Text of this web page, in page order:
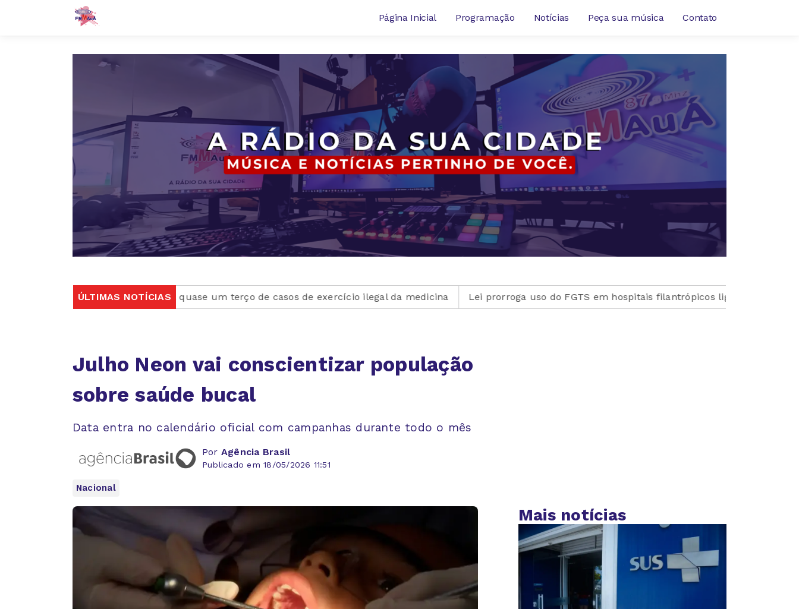
Página Inicial Programação Notícias Peça sua música Contato
ÚLTIMAS NOTÍCIAS
Rio concentra quase um terço de casos de exercício ilegal da medicina Lei prorroga uso do FGTS em hospitais filantrópicos ligados ao SUS
Julho Neon vai conscientizar população
sobre saúde bucal
Data entra no calendário oficial com campanhas durante todo o mês
Por Agência Brasil
Publicado em 18/05/2026 11:51
Nacional
Mais notícias